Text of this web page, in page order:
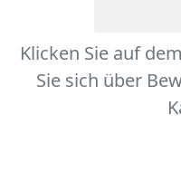
Klicken Sie auf
Sie sich über